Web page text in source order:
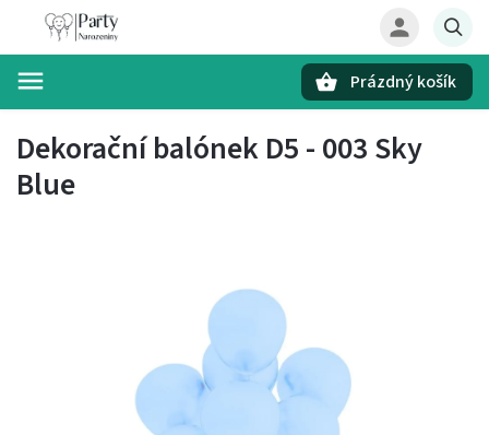
Prázdný košík
Dekorační balónek D5 - 003 Sky
Blue